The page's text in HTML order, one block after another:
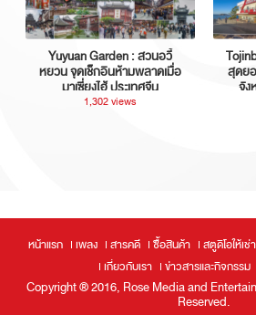
Yuyuan Garden : สวนอวี้
หยวน จุดเช็กอินห้ามพลาดเมื่อ
มาเซี่ยงไฮ้ ประเทศจีน
1,302 views
สุดย
จัง
หน้าแรก เพลง สารคดี ซื้อสินค้า สตูดิโอให้เช่า
เกี่ยวกับเรา
ข่าวสารและกิจกรรม
Copyright ® 2016, Rose Media and
Reserved.